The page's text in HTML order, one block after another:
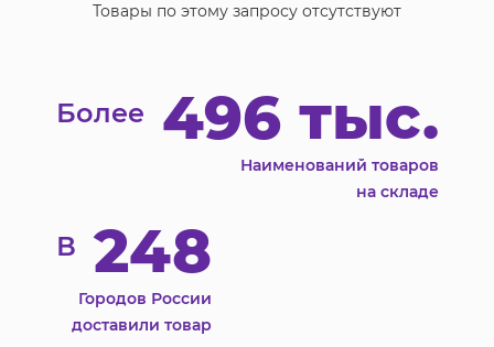
Товары по этому запросу отсутствуют
Более 496 тыс.
Наименований товаров
на складе
В 248
Городов России
доставили товар